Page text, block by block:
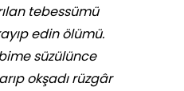
tebessümü
edin ölümü.
süzülünce
okşadı rüzgâr